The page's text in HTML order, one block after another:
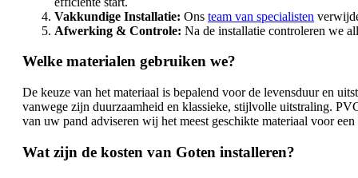
Vakkundige Installatie: Ons team van specialisten
Afwerking & Controle: Na de installatie controleren we
Welke materialen gebruiken we?
De keuze van het materiaal is bepalend voor de levensduur en
vanwege zijn duurzaamheid en klassieke, stijlvolle uitstraling.
van uw pand adviseren wij het meest geschikte materiaal voor
Wat zijn de kosten van Goten installeren?